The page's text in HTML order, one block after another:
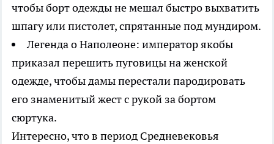
чтобы борт одежды не мешал быстро выхватить
шпагу или пистолет, спрятанные под мундиром.
Легенда о Наполеоне: император якобы
приказал перешить пуговицы на женской
одежде, чтобы дамы перестали пародировать
его знаменитый жест с рукой за бортом
сюртука.
Интересно, что в период Средневековья